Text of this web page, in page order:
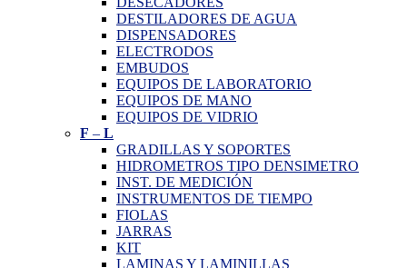
DESTILADORES DE AGUA
DISPENSADORES
ELECTRODOS
EMBUDOS
EQUIPOS DE LABORATORIO
EQUIPOS DE MANO
EQUIPOS DE VIDRIO
F – L
GRADILLAS Y SOPORTES
HIDROMETROS TIPO DENSIMETRO
INST. DE MEDICIÓN
INSTRUMENTOS DE TIEMPO
FIOLAS
JARRAS
KIT
LAMINAS Y LAMINILLAS